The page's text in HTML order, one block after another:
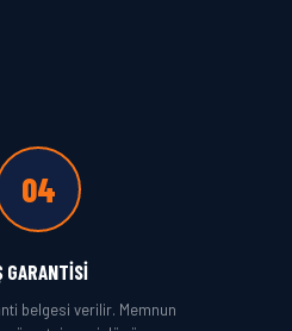
04
GARANTISI
belgesi verilir. Memnun